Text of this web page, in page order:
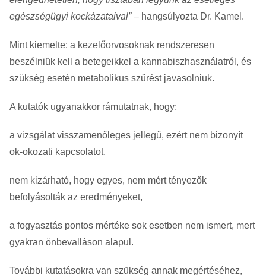
egészségügyi kockázataival”– hangsúlyozta Dr. Kamel.
Mint kiemelte: a kezelőorvosoknak rendszeresen
beszélniük kell a betegeikkel a kannabiszhasználatról, és
szükség esetén metabolikus szűrést javasolniuk.
A kutatók ugyanakkor rámutatnak, hogy:
a vizsgálat visszamenőleges jellegű, ezért nem bizonyít
ok-okozati kapcsolatot,
nem kizárható, hogy egyes, nem mért tényezők
befolyásolták az eredményeket,
a fogyasztás pontos mértéke sok esetben nem ismert, mert
gyakran önbevalláson alapul.
További kutatásokra van szükség annak megértéséhez,